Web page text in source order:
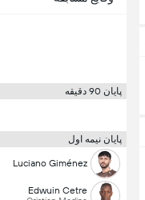
پایان 90 دقیقه
پایان نیمه اول
Luciano Giménez
Edwuin Cetre